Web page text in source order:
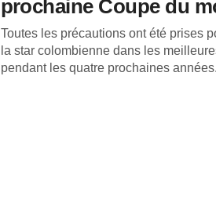
prochaine Coupe du
Toutes les précautions ont été prises
la star colombienne dans les
pendant les quatre prochaines années.